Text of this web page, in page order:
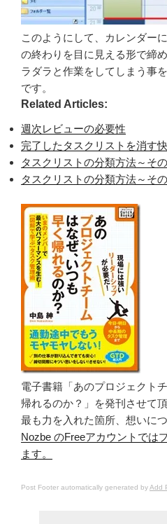
このようにして、カレンダー
の終わりを目に見える形で締
ラダラと作業をしてしまう事
です。
Related Articles:
週次レビューの必要性
完了したタスクリストを消す
タスクリストの分類方法～そ
タスクリストの分類方法～そ
電子書籍「あのプロジェクト
帰れるのか？」を発刊させて
最も力を入れた箇所、想いに
Nozbe のFreeアカウントでは
ます。
Post Footer automatically generated byAdd